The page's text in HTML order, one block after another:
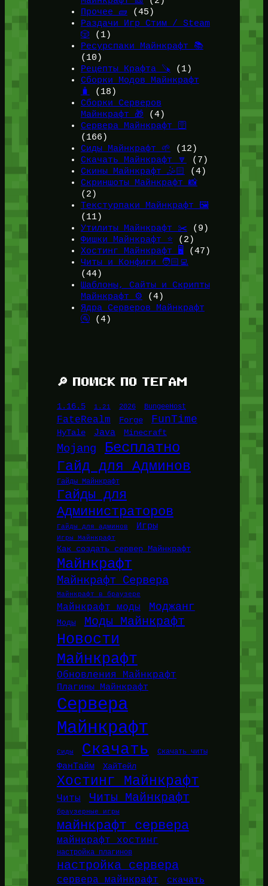
Прочее 🧱 (45)
Раздачи Игр Стим / Steam
🎲 (1)
Ресурспаки Майнкрафт 📚
(10)
Рецепты Крафта 🪚 (1)
Сборки Модов Майнкрафт
🧳
(18)
Сборки Серверов
Майнкрафт 🎁 (4)
Сервера Майнкрафт 🛜
(166)
Сиды Майнкрафт 🌱
(12)
Скачать Майнкрафт 🔽
(7)
Скины Майнкрафт 🤹🏻
(4)
Скриншоты Майнкрафт 📸
(2)
Текстурпаки Майнкрафт 🖼️
(11)
Утилиты Майнкрафт ✂️ (9)
Фишки Майнкрафт ⭐(2)
Хостинг Майнкрафт 🖥️ (47)
Читы и Конфиги 🧑🏻‍💻
(44)
Шаблоны, Сайты и Скрипты
Майнкрафт ⚙️ (4)
Ядра Серверов Майнкрафт
🚰(4)
🔎 ПОИСК ПО ТЕГАМ
1.16.5 1.21 2026 BungeeHost
FateRealm Forge FunTime
HyTale Java Minecraft
Mojang Бесплатно
Гайд для Админов
Гайды Майнкрафт
Гайды для
Администраторов
Гайды для админов Игры
Игры Майнкрафт
Как создать сервер Майнкрафт
Майнкрафт
Майнкрафт Сервера
Майнкрафт в браузере
Майнкрафт моды Моджанг
Моды Моды Майнкрафт
Новости
Майнкрафт
Обновления Майнкрафт
Плагины Майнкрафт
Сервера
Майнкрафт
Сиды Скачать Скачать читы
ФанТайм ХайТейл
Хостинг Майнкрафт
Читы Читы Майнкрафт
браузерные игры
майнкрафт сервера
майнкрафт хостинг
настройка плагинов
настройка сервера
сервера майнкрафт скачать